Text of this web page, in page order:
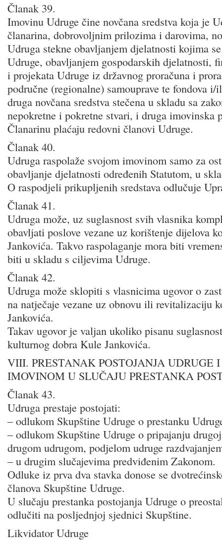
Članak 39.
Imovinu Udruge čine novčana sredstva koja je
članarina, dobrovoljnim prilozima i darovima,
Udruga stekne obavljanjem djelatnosti kojima
Udruge, obavljanjem gospodarskih djelatnosti,
i projekata Udruge iz državnog proračuna i
područne (regionalne) samouprave te fondova
druga novčana sredstva stečena u skladu sa
nepokretne i pokretne stvari, i druga imovinska
Članarinu plaćaju redovni članovi Udruge.
Članak 40.
Udruga raspolaže svojom imovinom samo za
obavljanje djelatnosti određenih Statutom, u
O raspodjeli prikupljenih sredstava odlučuje
Članak 41.
Udruga može, uz suglasnost svih vlasnika
obavljati poslove vezane uz korištenje dijelova
Jankovića. Takvo raspolaganje mora biti
biti u skladu s ciljevima Udruge.
Članak 42.
Udruga može sklopiti s vlasnicima ugovor o
na natječaje vezane uz obnovu ili revitalizaciju
Jankovića.
Takav ugovor je valjan ukoliko pisanu
kulturnog dobra Kule Jankovića.
VIII. PRESTANAK POSTOJANJA UDRUGE I
IMOVINOM U SLUČAJU PRESTANKA
Članak 43.
Udruga prestaje postojati:
– odlukom Skupštine Udruge o prestanku
– odlukom Skupštine Udruge o pripajanju
drugom udrugom, podjelom udruge
– u drugim slučajevima predviđenim Zakonom.
Odluke iz prva dva stavka donose se
članova Skupštine Udruge.
U slučaju prestanka postojanja Udruge o
odlučiti na posljednjoj sjednici Skupštine.
Likvidator Udruge